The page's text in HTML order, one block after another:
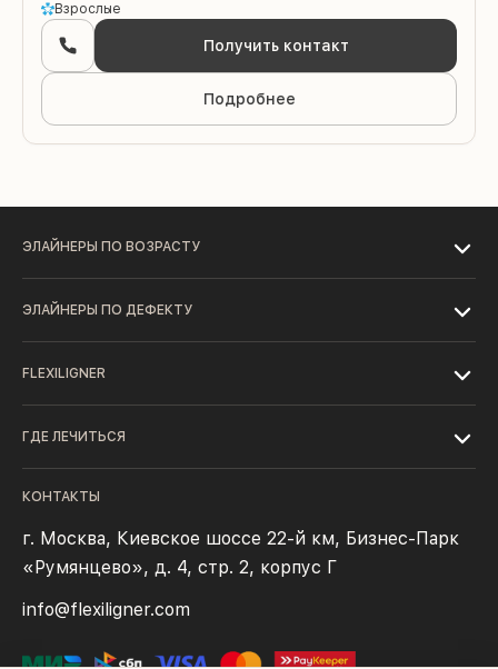
Взрослые
Получить контакт
Подробнее
ЭЛАЙНЕРЫ ПО ВОЗРАСТУ
ЭЛАЙНЕРЫ ПО ДЕФЕКТУ
FLEXILIGNER
ГДЕ ЛЕЧИТЬСЯ
КОНТАКТЫ
г. Москва, Киевское шоссе 22-й км, Бизнес-Парк
«Румянцево», д. 4, стр. 2, корпус Г
info@flexiligner.com